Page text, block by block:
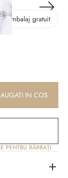
Ambalaj gratuit
IN COS
PENTRU BĂRBAȚI